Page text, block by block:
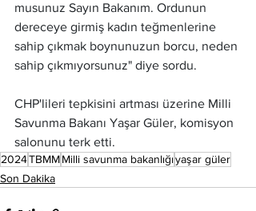
musunuz Sayın Bakanım. Ordunun
dereceye girmiş kadın teğmenlerine
sahip çıkmak boynunuzun borcu, neden
sahip çıkmıyorsunuz" diye sordu.
CHP'lileri tepkisini artması üzerine Milli
Savunma Bakanı Yaşar Güler, komisyon
salonunu terk etti.
2024TBMMMilli savunma bakanlığıyaşar güler
Son Dakika